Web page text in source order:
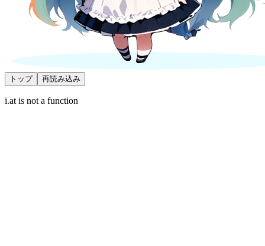
トップ 再読み込み
i.at is not a function